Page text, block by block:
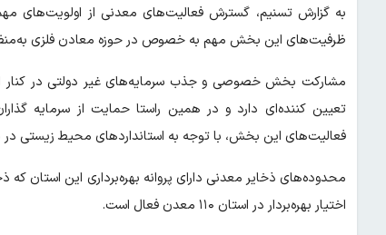
به گزارش تسنیم، گسترش فعالیت‌های معدنی از اولویت‌های
ظرفیت‌های این بخش مهم به خصوص در حوزه معادن فلزی به‌منظور
مشارکت بخش خصوصی و جذب سرمایه‌های غیر دولتی در کنار
تعیین کننده‌ای دارد و در همین راستا حمایت از سرمایه
فعالیت‌های این بخش، با توجه به استانداردهای محیط زیستی در
اختیار بهره‌بردار در استان ۱۱۰ معدن فعال است.